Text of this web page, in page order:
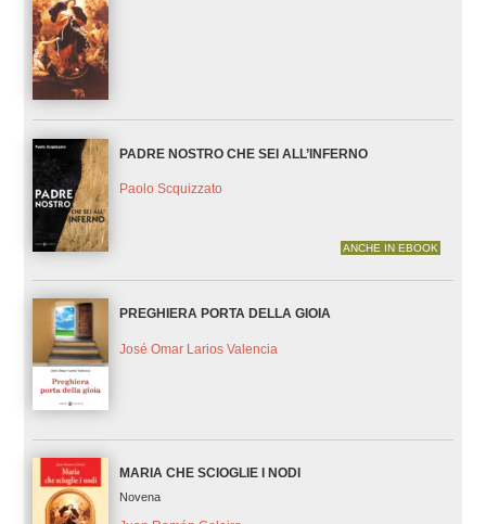
PADRE NOSTRO CHE SEI ALL’INFERNO
Paolo Scquizzato
ANCHE IN EBOOK
PREGHIERA PORTA DELLA GIOIA
José Omar Larios Valencia
MARIA CHE SCIOGLIE I NODI
Novena